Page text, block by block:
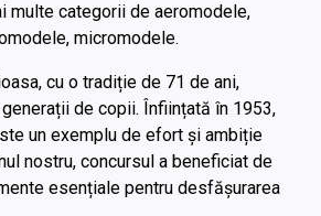
multe categorii de aeromodele,
micromodele.
cu o tradiție de 71 de ani,
de copii. Înființată în 1953,
un exemplu de efort și ambiție
nostru, concursul a beneficiat de
esențiale pentru desfășurarea